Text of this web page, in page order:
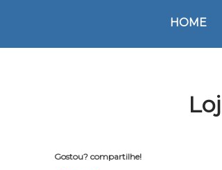
HOME
Gostou? compartilhe!